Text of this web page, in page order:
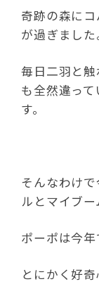
奇跡の森に
が過ぎました
毎日二羽と
も全然違っ
す。
そんなわけ
ルとマイブー
ポーポは今年
とにかく好